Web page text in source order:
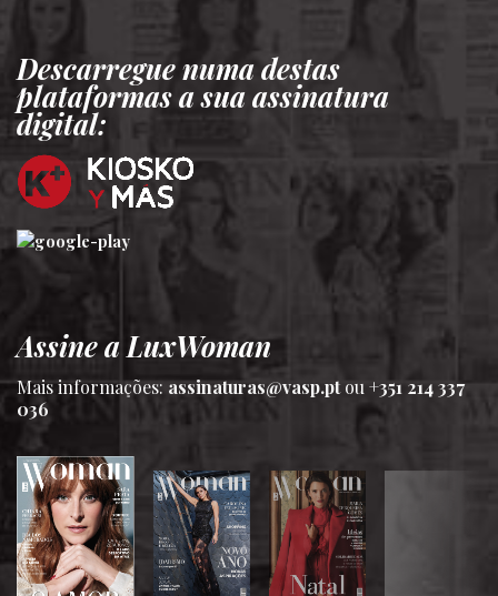
Descarregue numa destas
plataformas a sua assinatura
digital:
Assine a LuxWoman
Mais informações:assinaturas@vasp.ptou +351 214 337
036